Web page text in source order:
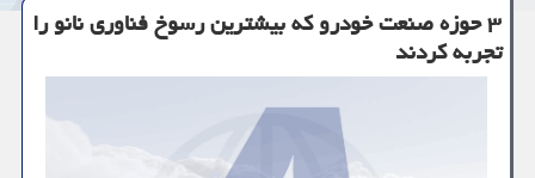
۳ حوزه صنعت خودرو كه بیشترین رسوخ فناوری نانو را
تجربه كردند